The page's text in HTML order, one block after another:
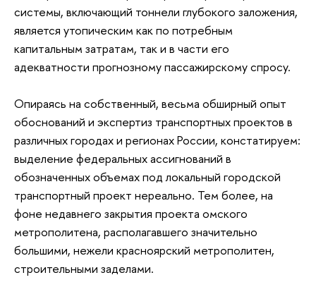
системы, включающий тоннели глубокого заложения,
является утопическим как по потребным
капитальным затратам, так и в части его
адекватности прогнозному пассажирскому спросу.
Опираясь на собственный, весьма обширный опыт
обоснований и экспертиз транспортных проектов в
различных городах и регионах России, констатируем:
выделение федеральных ассигнований в
обозначенных объемах под локальный городской
транспортный проект нереально. Тем более, на
фоне недавнего закрытия проекта омского
метрополитена, располагавшего значительно
большими, нежели красноярский метрополитен,
строительными заделами.